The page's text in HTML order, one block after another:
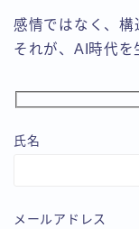
感情ではなく、構
それが、AI時代を
氏名
メールアドレス